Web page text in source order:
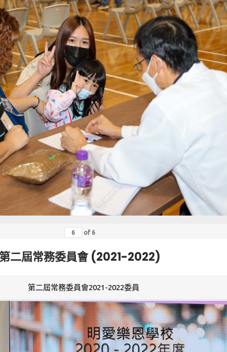
of 6
二屆常務委員會 (2021-2022)
第二屆常務委員會2021-2022委員